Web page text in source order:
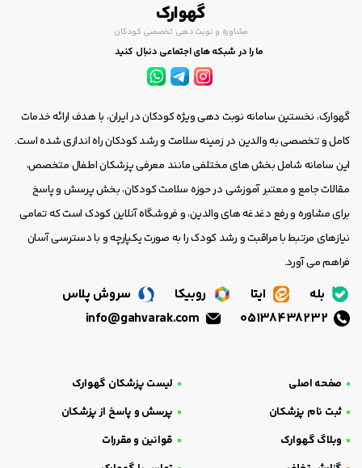
گهوارک
مشاوره و نوبت دهی تخصصی کودکان
ما را در شبکه های اجتماعی دنبال کنید
گهوارک، نخستین سامانه نوبت دهی ویژه کودکان در ایران، با هدف ارائه خدمات
کامل و تخصصی به والدین در زمینه سلامت و رشد کودکان راه اندازی شده است.
این سامانه شامل بخش های مختلفی مانند معرفی پزشکان اطفال متخصص،
مقالات جامع و معتبر آموزشی در حوزه سلامت کودکان، بخش پرسش و پاسخ
برای مشاوره و رفع دغدغه های والدین، و فروشگاه آنلاین کودک است که تمامی
نیازهای مرتبط با مراقبت و رشد کودک را به صورت یکپارچه و با دسترسی آسان
فراهم می آورد.
بله ایتا روبیکا
سروش پلاس
صفحه اصلی
لیست پزشکان گهوارک
ثبت نام پزشکان
پرسش و پاسخ از پزشکان
وبلاگ گهوارک
قوانین و مقررات